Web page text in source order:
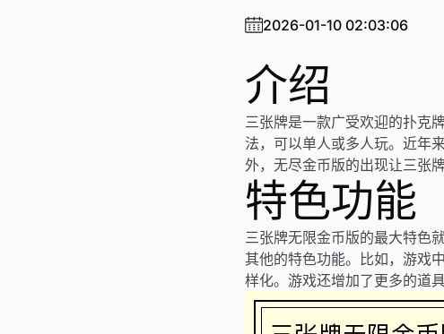
2026-01-10 02:03:06
介绍
三张牌是一款广受欢迎的扑克
法，可以单人或多人玩。近年
外，无尽金币版的出现让三张
特色功能
三张牌无限金币版的最大特色
其他的特色功能。比如，游戏
样化。游戏还增加了更多的道